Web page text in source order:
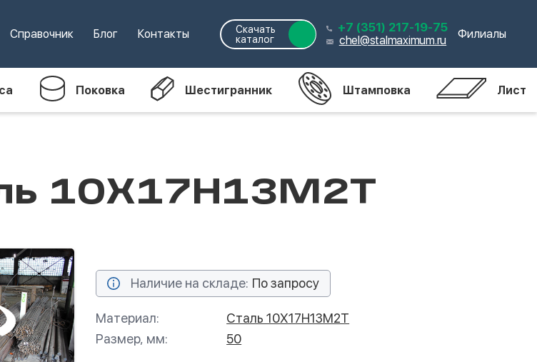
Справочник Блог Контакты
Скачать
каталог
+7 (351) 217-19-75
chel@stalmaximum.ru Филиалы
Поковка Шестигранник Штамповка Лист
10Х17Н13М2Т
Наличие на складе: По запросу
Материал:
Сталь 10Х17Н13М2Т
Размер, мм:
50